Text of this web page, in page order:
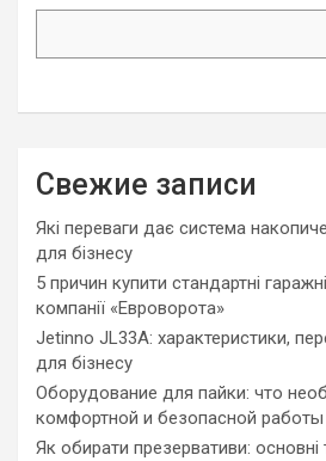
Свежие записи
Які переваги дає система
для бізнесу
5 причин купити стандартні
компанії «Евроворота»
Jetinno JL33A: характеристики,
для бізнесу
Оборудование для пайки: что
комфортной и безопасной работы
Як обирати презервативи: основні